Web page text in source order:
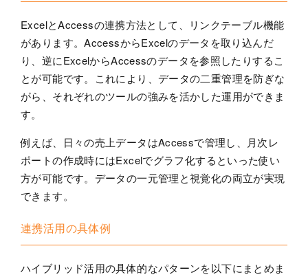
ExcelとAccessの連携方法として、リンクテーブル機能
があります。AccessからExcelのデータを取り込んだ
り、逆にExcelからAccessのデータを参照したりするこ
とが可能です。これにより、データの二重管理を防ぎな
がら、それぞれのツールの強みを活かした運用ができま
す。
例えば、日々の売上データはAccessで管理し、月次レ
ポートの作成時にはExcelでグラフ化するといった使い
方が可能です。データの一元管理と視覚化の両立が実現
できます。
連携活用の具体例
ハイブリッド活用の具体的なパターンを以下にまとめま